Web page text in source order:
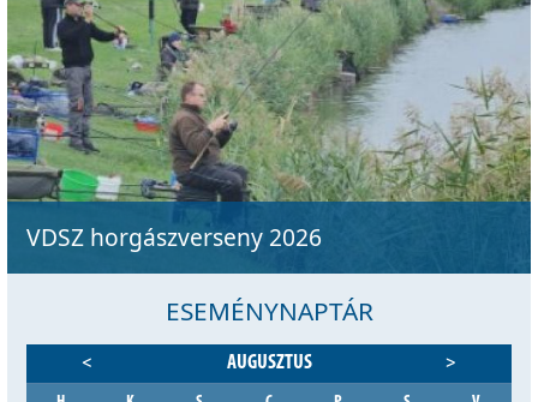
VDSZ horgászverseny 2026
ESEMÉNYNAPTÁR
< AUGUSZTUS >